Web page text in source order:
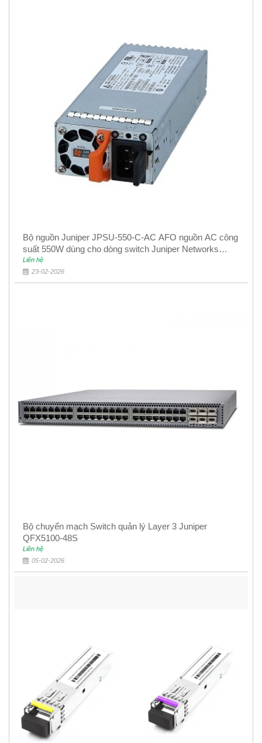
Bộ nguồn Juniper JPSU-550-C-AC AFO nguồn AC công
suất 550W dùng cho dòng switch Juniper Networks
EX4400
Liên hệ
23-02-2026
Bộ chuyển mạch Switch quản lý Layer 3 Juniper
QFX5100-48S
Liên hệ
05-02-2026